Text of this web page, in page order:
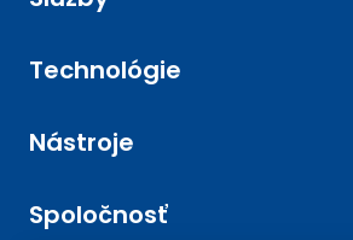
Technológie
Nástroje
Spoločnosť